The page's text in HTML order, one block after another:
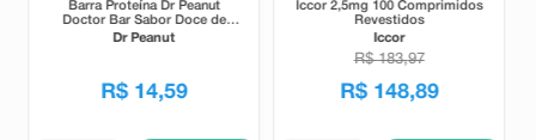
Barra Proteína Dr Peanut
Doctor Bar Sabor Doce de
Leite 62g
Dr Peanut
R$ 14,59
Iccor 2,5mg 100 Comprimidos
Revestidos
Iccor
R$ 183,97
R$ 148,89